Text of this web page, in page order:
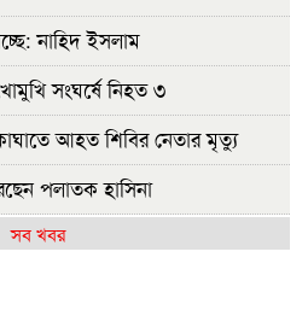
নাহিদ ইসলাম
সংঘর্ষে নিহত ৩
আহত শিবির নেতার মৃত্যু
পলাতক হাসিনা
পলাতক আ.লীগ নেতারা
সব খবর